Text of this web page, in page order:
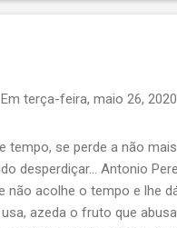
Seus restos de ilusão,
Em terça-feira, maio 26, 2020
tempo, se perde a não
desperdiçar... Antonio
não acolhe o tempo e lhe
azeda o fruto que